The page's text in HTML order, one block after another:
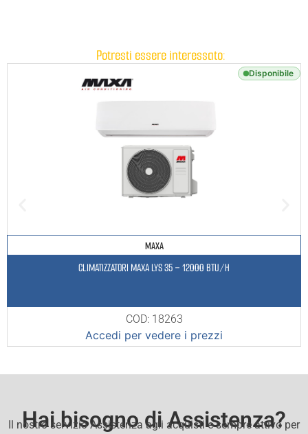
Potresti essere interessato:
Disponibile
MAXA
CLIMATIZZATORI MAXA LYS 35 – 12000 BTU/H
COD: 18263
Accedi per vedere i prezzi
Hai bisogno di Assistenza?
Il nostro servizio Assistenza agli acquisti e sempre attivo per